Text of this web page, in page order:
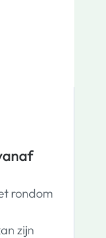
rondom
zijn